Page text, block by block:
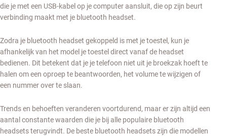
die je met een USB-kabel op je computer aansluit, die op zijn beurt
verbinding maakt met je bluetooth headset.
Zodra je bluetooth headset gekoppeld is met je toestel, kun je
afhankelijk van het model je toestel direct vanaf de headset
bedienen. Dit betekent dat je je telefoon niet uit je broekzak hoeft te
halen om een oproep te beantwoorden, het volume te wijzigen of
een nummer over te slaan.
Trends en behoeften veranderen voortdurend, maar er zijn altijd een
aantal constante waarden die je bij alle populaire bluetooth
headsets terugvindt. De beste bluetooth headsets zijn die modellen